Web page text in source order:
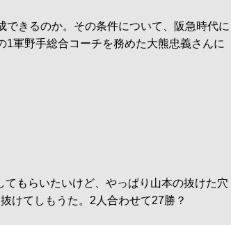
きるのか。その条件について、阪急時代に
1軍野手総合コーチを務めた大熊忠義さんに
てもらいたいけど、やっぱり山本の抜けた穴
けてしもうた。2人合わせて27勝？